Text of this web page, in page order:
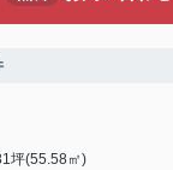
坪(55.58㎡)